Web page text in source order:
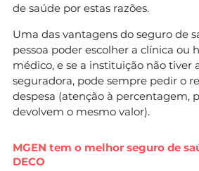
de saúde por estas razões.
Uma das vantagens do seguro de
pessoa poder escolher a clínica ou
médico, e se a instituição não tiver
seguradora, pode sempre pedir o
despesa (atenção à percentagem,
devolvem o mesmo valor).
MGEN tem o melhor seguro de
DECO